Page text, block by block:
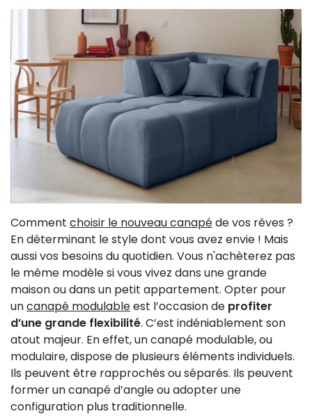
Comment choisir le nouveau canapéde vos rêves ?
En déterminant le style dont vous avez envie ! Mais
aussi vos besoins du quotidien. Vous n'achèterez pas
le même modèle si vous vivez dans une grande
maison ou dans un petit appartement. Opter pour
uncanapé modulableest l’occasion de profiter
d’une grande flexibilité. C’est indéniablement son
atout majeur. En effet, un canapé modulable, ou
modulaire, dispose de plusieurs éléments individuels.
Ils peuvent être rapprochés ou séparés. Ils peuvent
former un canapé d’angle ou adopter une
configuration plus traditionnelle.